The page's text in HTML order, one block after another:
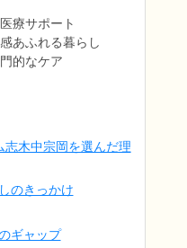
療サポート
あふれる暮らし
的なケア
木中宗岡を選んだ理
のきっかけ
ギャップ